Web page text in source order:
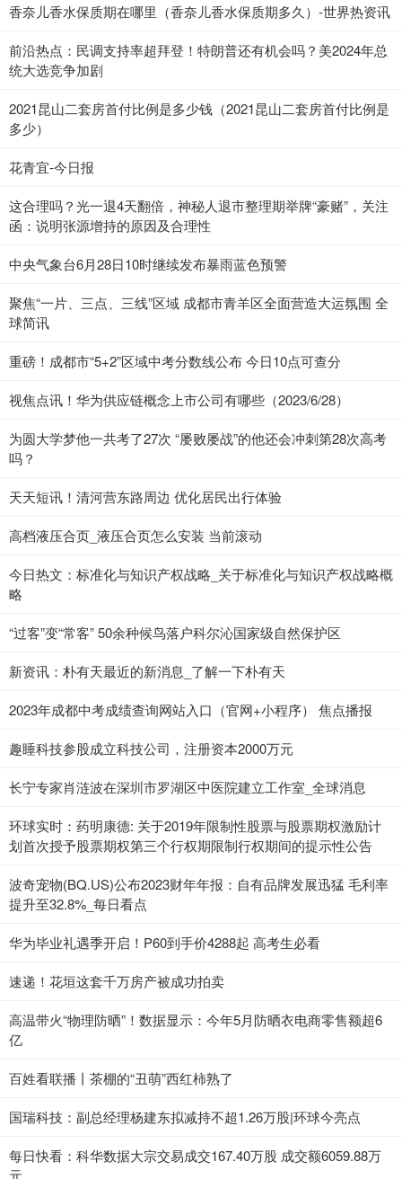
香奈儿香水保质期在哪里（香奈儿香水保质期多久）-世界热资讯
前沿热点：民调支持率超拜登！特朗普还有机会吗？美2024年总
统大选竞争加剧
2021昆山二套房首付比例是多少钱（2021昆山二套房首付比例是
多少）
花青宜-今日报
这合理吗？光一退4天翻倍，神秘人退市整理期举牌“豪赌”，关注
函：说明张源增持的原因及合理性
中央气象台6月28日10时继续发布暴雨蓝色预警
聚焦“一片、三点、三线”区域 成都市青羊区全面营造大运氛围 全
球简讯
重磅！成都市“5+2”区域中考分数线公布 今日10点可查分
视焦点讯！华为供应链概念上市公司有哪些（2023/6/28）
为圆大学梦他一共考了27次 “屡败屡战”的他还会冲刺第28次高考
吗？
天天短讯！清河营东路周边 优化居民出行体验
高档液压合页_液压合页怎么安装 当前滚动
今日热文：标准化与知识产权战略_关于标准化与知识产权战略概
略
“过客”变“常客” 50余种候鸟落户科尔沁国家级自然保护区
新资讯：朴有天最近的新消息_了解一下朴有天
2023年成都中考成绩查询网站入口（官网+小程序） 焦点播报
趣睡科技参股成立科技公司，注册资本2000万元
长宁专家肖涟波在深圳市罗湖区中医院建立工作室_全球消息
环球实时：药明康德: 关于2019年限制性股票与股票期权激励计
划首次授予股票期权第三个行权期限制行权期间的提示性公告
波奇宠物(BQ.US)公布2023财年年报：自有品牌发展迅猛 毛利率
提升至32.8%_每日看点
华为毕业礼遇季开启！P60到手价4288起 高考生必看
速递！花垣这套千万房产被成功拍卖
高温带火“物理防晒”！数据显示：今年5月防晒衣电商零售额超6
亿
百姓看联播丨茶棚的“丑萌”西红柿熟了
国瑞科技：副总经理杨建东拟减持不超1.26万股|环球今亮点
每日快看：科华数据大宗交易成交167.40万股 成交额6059.88万
元